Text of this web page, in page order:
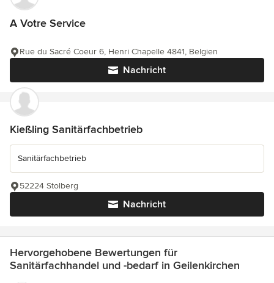
A Votre Service
Nachricht
Rue du Sacré Coeur 6, Henri Chapelle 4841, Belgien
Kießling Sanitärfachbetrieb
Sanitärfachbetrieb
Nachricht
52224 Stolberg
Hervorgehobene Bewertungen für
Sanitärfachhandel und -bedarf in Geilenkirchen